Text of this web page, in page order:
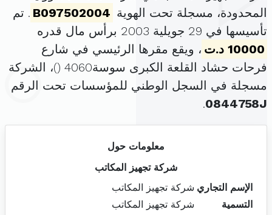
المحدودة، مسجلة تحت الهوية B097502004 . تم
تأسيسها في 29 جويلية 2003 برأس مال قدره
10000 د.ت
، ويقع مقرها الرئيسي في شارع
فرحات حشاد القلعة الكبرى سوسة4060 (
)، الشركة
مسجلة في السجل الوطني للمؤسسات تحت الرقم
0844758J
.
معلومات حول
شركة تجهيز المكاتب
الإسم التجاري شركة تجهيز المكاتب
التسمية
شركة تجهيز المكاتب